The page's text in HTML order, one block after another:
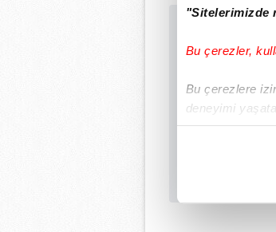
"Sitelerimizde
Bu çerezler,
Bu çerezlere
deneyimi
içerikleri
Her